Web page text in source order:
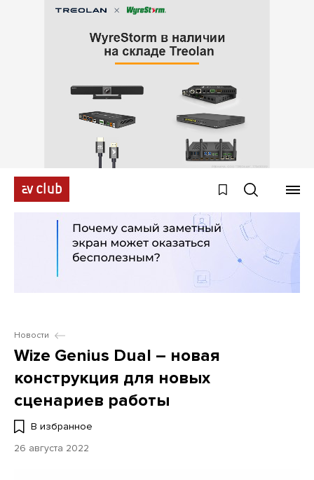
Новости
Wize Genius Dual – новая
конструкция для новых
сценариев работы
В избранное
26 августа 2022